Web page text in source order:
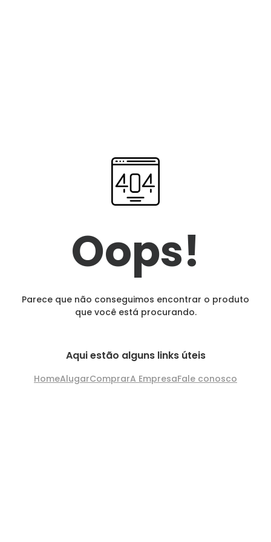
Oops!
Parece que não conseguimos encontrar o produto
que você está procurando.
Aqui estão alguns links úteis
HomeAlugarComprarA EmpresaFale conosco